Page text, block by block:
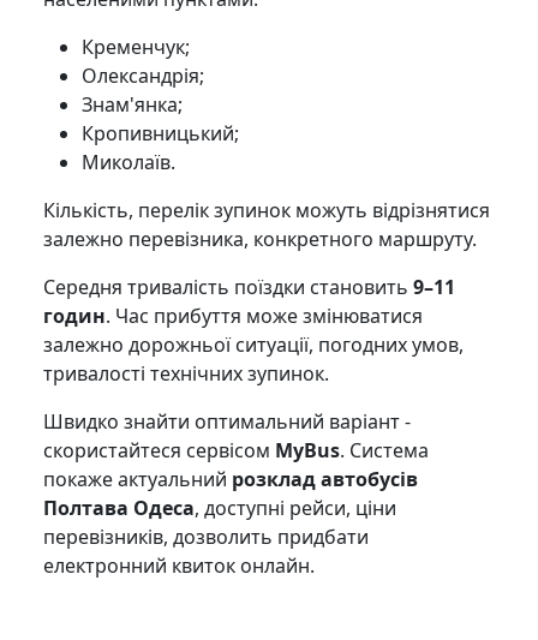
Кременчук;
Олександрія;
Знам'янка;
Кропивницький;
Миколаїв.
Кількість, перелік зупинок можуть відрізнятися
залежно перевізника, конкретного маршруту.
Середня тривалість поїздки становить 9–11
годин. Час прибуття може змінюватися
залежно дорожньої ситуації, погодних умов,
тривалості технічних зупинок.
Швидко знайти оптимальний варіант -
скористайтеся сервісом MyBus. Система
покаже актуальний розклад автобусів
Полтава Одеса, доступні рейси, ціни
перевізників, дозволить придбати
електронний квиток онлайн.